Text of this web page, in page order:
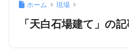
ホーム 現場
「天白石場建て」の